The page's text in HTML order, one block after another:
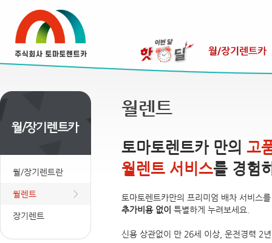
월/장기렌트란
월렌트
장기렌트
월렌트
토마토렌트카 만의 고
월렌트 서비스를 경험
토마토렌트카만의 프리미엄 배차 서비스를
추가비용 없이 특별하게 누려보세요.
신용 상관없이 만 26세 이상, 운전경력 2